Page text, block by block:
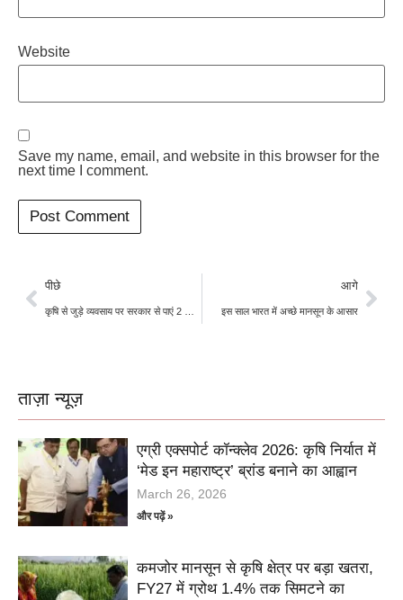
Website
Save my name, email, and website in this browser for the
next time I comment.
पीछे आगे
इस साल भारत में अच्छे मानसून के आसार
ताज़ा न्यूज़
एग्री एक्सपोर्ट कॉन्क्लेव 2026: कृषि निर्यात में
‘मेड इन महाराष्ट्र’ ब्रांड बनाने का आह्वान
March 26, 2026
और पढ़ें »
कमजोर मानसून से कृषि क्षेत्र पर बड़ा खतरा,
FY27 में ग्रोथ 1.4% तक सिमटने का